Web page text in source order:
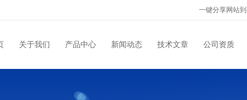
一键分享网站到
关于我们 产品中心 新闻动态 技术文章 公司资质